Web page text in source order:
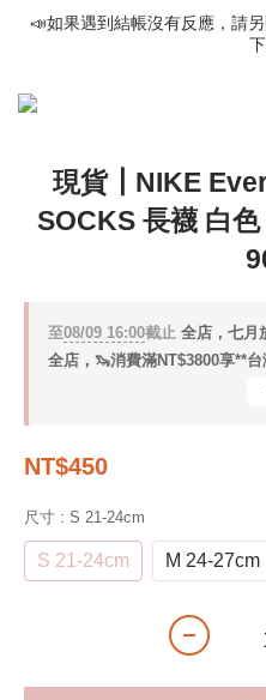
📣如果遇到結帳沒有反應，請
📣如果遇到結帳沒有反應，請
歡迎光臨૮⍝• ᴥ •⍝ა 新
現貨┃NIKE
SOCKS 長襪 白
至08/09 16:00截止 全店，七月
全店，🦦消費滿NT$3800享**
NT$450
尺寸 : S 21-24cm
S 21-24cm M 24-27cm